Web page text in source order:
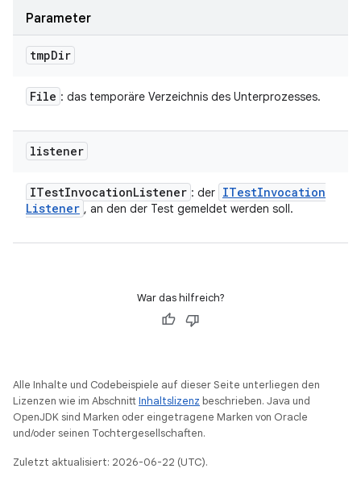
Parameter
tmpDir
File : das temporäre Verzeichnis des Unterprozesses.
listener
ITestInvocationListener : der ITestInvocation
Listener , an den der Test gemeldet werden soll.
War das hilfreich?
Alle Inhalte und Codebeispiele auf dieser Seite unterliegen den
Lizenzen wie im AbschnittInhaltslizenz beschrieben. Java und
OpenJDK sind Marken oder eingetragene Marken von Oracle
und/oder seinen Tochtergesellschaften.
Zuletzt aktualisiert: 2026-06-22 (UTC).